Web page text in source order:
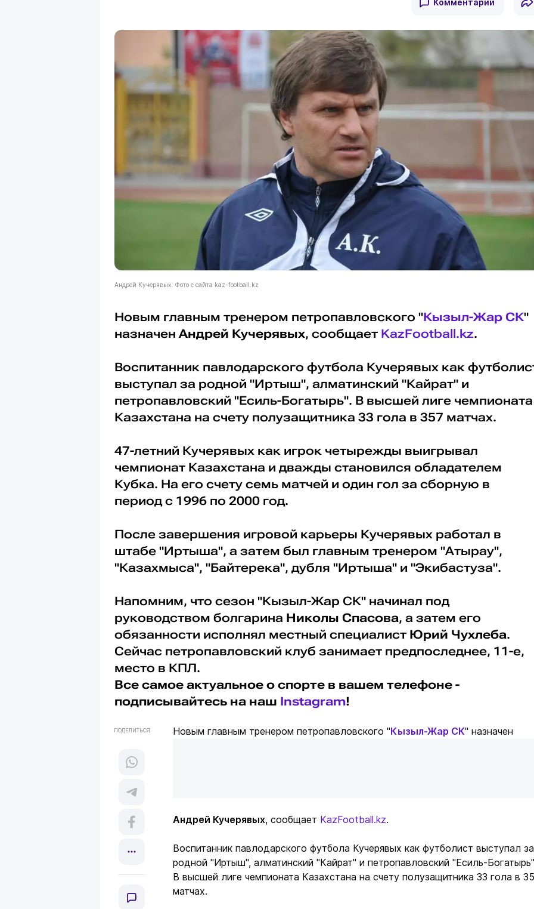
Комментарии
Андрей Кучерявых. Фото с сайта kaz-football.kz
Новым главным тренером петропавловского "Кызыл-Жар СК"
назначен Андрей Кучерявых, сообщает KazFootball.kz.
Воспитанник павлодарского футбола Кучерявых как
выступал за родной "Иртыш", алматинский "Кайрат" и
петропавловский "Есиль-Богатырь". В высшей лиге чемпионата
Казахстана на счету полузащитника 33 гола в 357 матчах.
47-летний Кучерявых как игрок четырежды выигрывал
чемпионат Казахстана и дважды становился обладателем
Кубка. На его счету семь матчей и один гол за сборную в
период с 1996 по 2000 год.
После завершения игровой карьеры Кучерявых работал в
штабе "Иртыша", а затем был главным тренером "Атырау",
"Казахмыса", "Байтерека", дубля "Иртыша" и "Экибастуза".
Напомним, что сезон "Кызыл-Жар СК" начинал под
руководством болгарина Николы Спасова, а затем его
обязанности исполнял местный специалист Юрий Чухлеба.
Сейчас петропавловский клуб занимает предпоследнее, 11-е,
место в КПЛ.
Все самое актуальное о спорте в вашем телефоне -
подписывайтесь на наш Instagram!
ПОДЕЛИТЬСЯ Новым главным тренером петропавловского "Кызыл-Жар СК" назначен
Андрей Кучерявых, сообщает KazFootball.kz.
Воспитанник павлодарского футбола Кучерявых как футболист выступал за
родной "Иртыш", алматинский "Кайрат" и петропавловский "Есиль-
В высшей лиге чемпионата Казахстана на счету полузащитника 33 гола в
матчах.